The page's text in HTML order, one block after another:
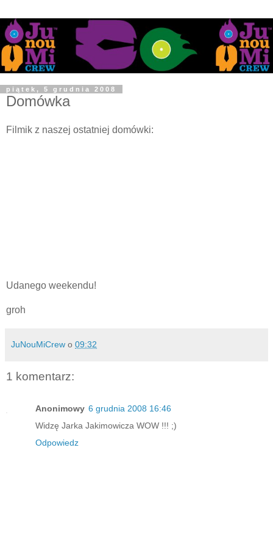
piątek, 5 grudnia 2008
Domówka
Filmik z naszej ostatniej domówki:
Udanego weekendu!
groh
JuNouMiCrew o 09:32
1 komentarz:
Anonimowy 6 grudnia 2008 16:46
Widzę Jarka Jakimowicza WOW !!! ;)
Odpowiedz